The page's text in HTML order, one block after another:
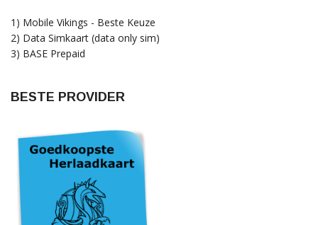
1) Mobile Vikings - Beste Keuze
2) Data Simkaart (data only sim)
3) BASE Prepaid
BESTE PROVIDER